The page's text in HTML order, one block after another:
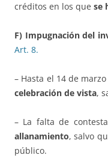
créditos en los que se
F) Impugnación del
Art. 8.
– Hasta el 14 de
celebración de vista,
– La falta de
allanamiento, salvo
público.